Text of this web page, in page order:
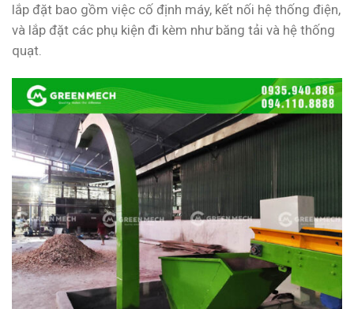
lắp đặt bao gồm việc cố định máy, kết nối hệ thống điện,
và lắp đặt các phụ kiện đi kèm như băng tải và hệ thống
quạt.